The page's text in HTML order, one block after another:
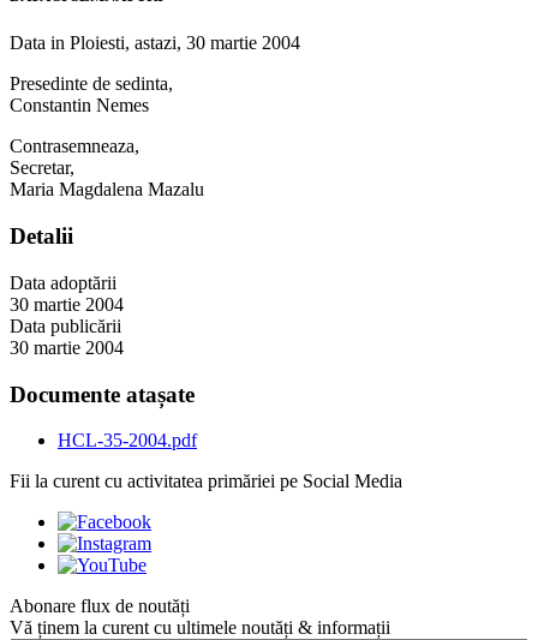
Data in Ploiesti, astazi, 30 martie 2004
Presedinte de sedinta,
Constantin Nemes
Contrasemneaza,
Secretar,
Maria Magdalena Mazalu
Detalii
Data adoptării
30 martie 2004
Data publicării
30 martie 2004
Documente atașate
HCL-35-2004.pdf
Fii la curent cu activitatea primăriei pe Social Media
Abonare flux de noutăți
Vă ținem la curent cu ultimele noutăți & informații